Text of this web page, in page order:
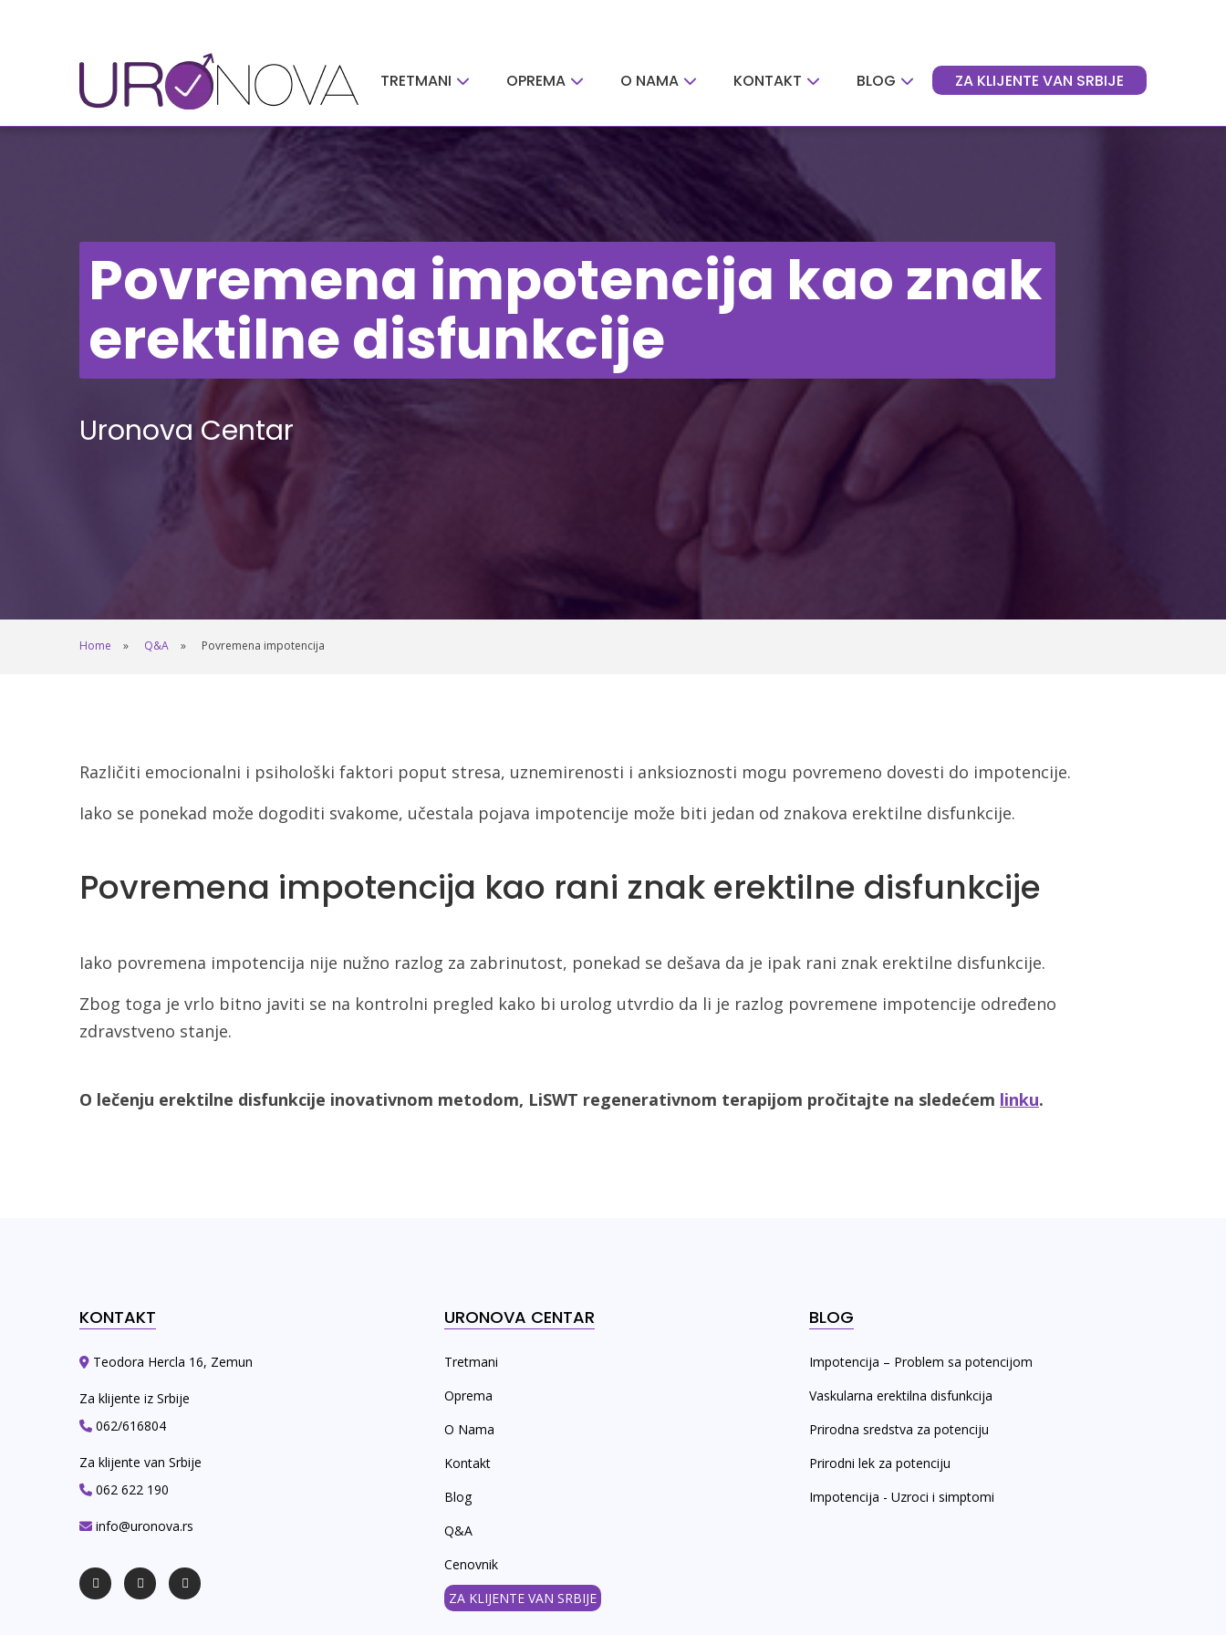
TRETMANI OPREMA O NAMA KONTAKT BLOG ZA KLIJENTE VAN SRBIJE
Povremena impotencija kao znak
erektilne disfunkcije
Uronova Centar
Home Q&A Povremena impotencija
Različiti emocionalni i psihološki faktori poput stresa, uznemirenosti i anksioznosti mogu povremeno dovesti do impotencije.
Iako se ponekad može dogoditi svakome, učestala pojava impotencije može biti jedan od znakova erektilne disfunkcije.
Povremena impotencija kao rani znak erektilne disfunkcije
Iako povremena impotencija nije nužno razlog za zabrinutost, ponekad se dešava da je ipak rani znak erektilne disfunkcije.
Zbog toga je vrlo bitno javiti se na kontrolni pregled kako bi urolog utvrdio da li je razlog povremene impotencije određeno
zdravstveno stanje.
O lečenju erektilne disfunkcije inovativnom metodom, LiSWT regenerativnom terapijom pročitajte na sledećem linku.
KONTAKT
Teodora Hercla 16, Zemun
Za klijente iz Srbije
062/616804
Za klijente van Srbije
062 622 190
info@uronova.rs
URONOVA CENTAR
Tretmani
Oprema
O Nama
Kontakt
Blog
Q&A
Cenovnik
ZA KLIJENTE VAN SRBIJE
BLOG
Impotencija – Problem sa potencijom
Vaskularna erektilna disfunkcija
Prirodna sredstva za potenciju
Prirodni lek za potenciju
Impotencija - Uzroci i simptomi